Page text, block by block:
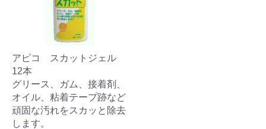
アピコ スカットジェル
12本
グリース、ガム、接着剤、
オイル、粘着テープ跡など
頑固な汚れをスカッと除去
します。